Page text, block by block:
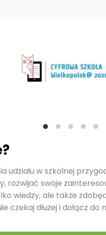
udziału w szkolnej
rozwijać swoje
wiedzy, ale także
czekaj dłużej i dołącz do